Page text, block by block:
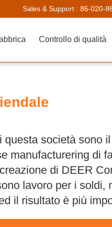
Sales & Support : 86-020-
Controllo di qualità
società sono
manufacturering di
di DEER
lavoro per i soldi,
il risultato è più